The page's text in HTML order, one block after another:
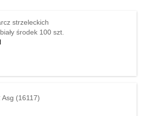
strzeleckich
środek 100 szt.
Asg (16117)